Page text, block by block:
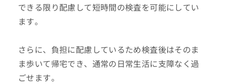
できる限り配慮して短時間の検査を可能にしてい
ます。
さらに、負担に配慮しているため検査後はそのま
ま歩いて帰宅でき、通常の日常生活に支障なく過
ごせます。